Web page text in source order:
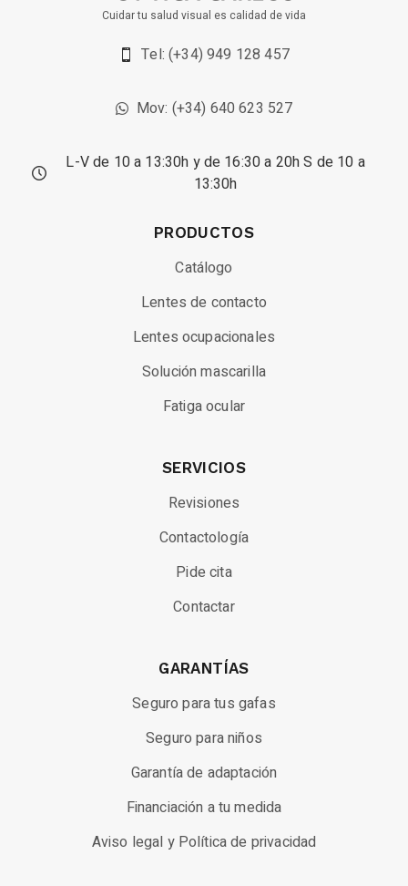
Cuidar tu salud visual es calidad de vida
Tel: (+34) 949 128 457
Mov: (+34) 640 623 527
L-V de 10 a 13:30h y de 16:30 a 20h S de 10 a
13:30h
PRODUCTOS
Catálogo
Lentes de contacto
Lentes ocupacionales
Solución mascarilla
Fatiga ocular
SERVICIOS
Revisiones
Contactología
Pide cita
Contactar
GARANTÍAS
Seguro para tus gafas
Seguro para niños
Garantía de adaptación
Financiación a tu medida
Aviso legal y Política de privacidad